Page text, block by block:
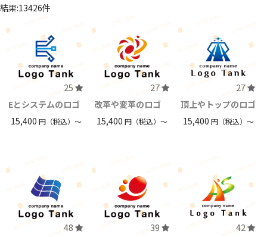
結果:13426件
25
Eとシステムのロゴ
15,400 円（税込）〜
27
改革や変革のロゴ
15,400円（税込）〜
27
頂上やトップのロゴ
15,400 円（税込）〜
48 39 42